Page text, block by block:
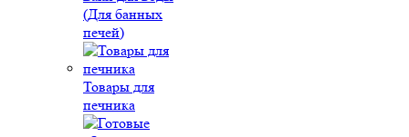
(Для банных
печей)
Товары для
печника